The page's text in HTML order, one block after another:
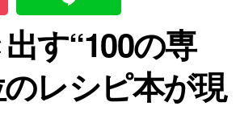
す“100の専
レシピ本が現